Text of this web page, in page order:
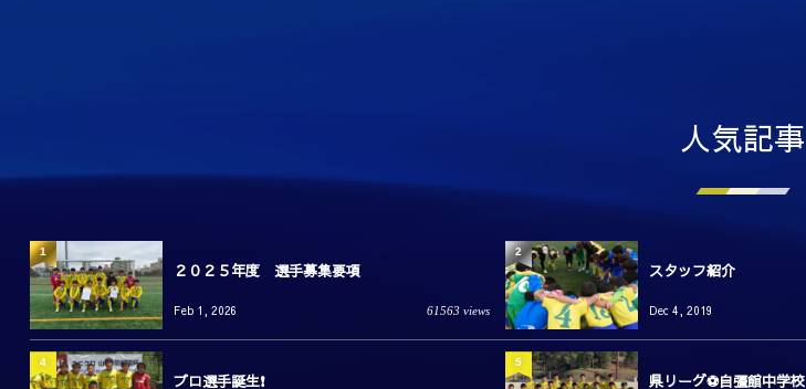
人気記事
２０２５年度 選手募集要項
Feb 1, 2026 61563 views
1
スタッフ紹介
Dec 4, 2019
2
プロ選手誕生❗️
4
県リーグ⚽️自彊館中学校
5